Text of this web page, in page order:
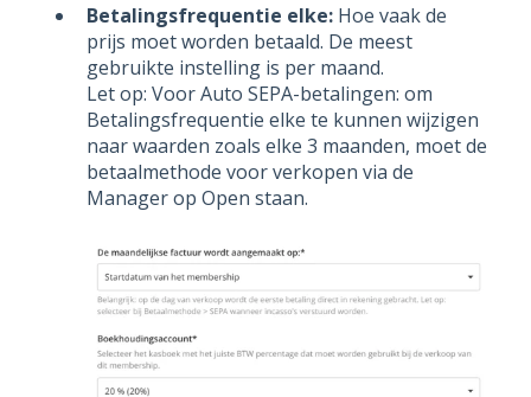
Betalingsfrequentie elke: Hoe vaak de
prijs moet worden betaald. De meest
gebruikte instelling is per maand.
Let op: Voor Auto SEPA-betalingen: om
Betalingsfrequentie elke te kunnen wijzigen
naar waarden zoals elke 3 maanden, moet de
betaalmethode voor verkopen via de
Manager op Open staan.